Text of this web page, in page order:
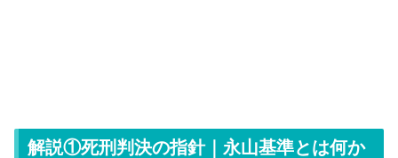
解説①死刑判決の指針｜永山基準とは何か